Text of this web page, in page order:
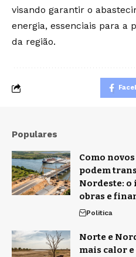
visando garantir o
energia, essenciais para a
da região.
Populares
Como
podem
Nordeste:
obras e
Politica
Norte e
mais calor e